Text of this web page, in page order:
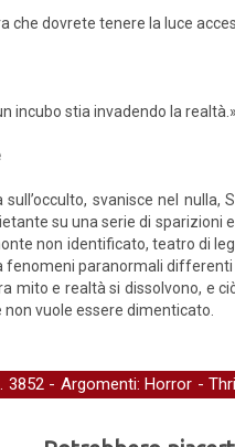
che dovrete tenere la luce
incubo stia invadendo la realtà.»
svanisce nel
su una serie di sparizioni
non identificato, teatro di
paranormali
mito e realtà si dissolvono, e
vuole essere dimenticato.
3852 - Argomenti:Horror -